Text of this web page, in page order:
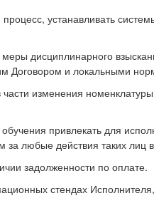
устанавливать
дисциплинарного
Договором и локальными
части изменения
привлекать для
за любые действия таких лиц
задолженности по оплате.
стендах